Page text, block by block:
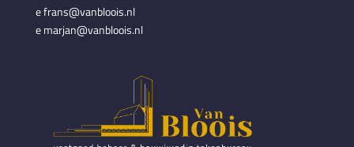
e frans@vanbloois.nl
e marjan@vanbloois.nl